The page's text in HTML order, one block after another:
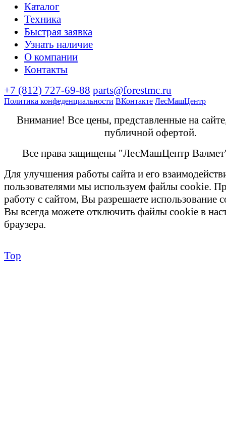
Каталог
Техника
Быстрая заявка
Узнать наличие
О компании
Контакты
+7 (812) 727-69-88 parts@forestmc.ru
Политика конфеденциальности ВКонтакте ЛесМашЦентр
Внимание! Все цены, представленные на
публичной офертой.
Все права защищены "ЛесМашЦентр
Для улучшения работы сайта и его
пользователями мы используем файлы cookie.
работу с сайтом, Вы разрешаете использование
Вы всегда можете отключить файлы cookie в
браузера.
Top